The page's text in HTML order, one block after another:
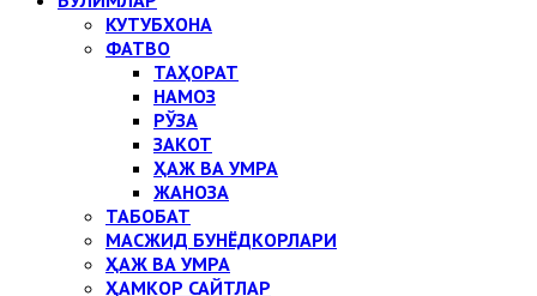
КУТУБХОНА
ФАТВО
ТАҲОРАТ
НАМОЗ
РЎЗА
ЗАКОТ
ҲАЖ ВА УМРА
ЖАНОЗА
ТАБОБАТ
МАСЖИД БУНЁДКОРЛАРИ
ҲАЖ ВА УМРА
ҲАМКОР САЙТЛАР